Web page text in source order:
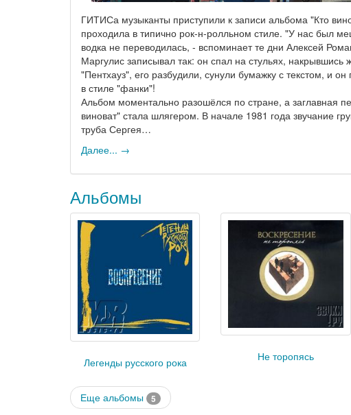
ГИТИСа музыканты приступили к записи альбома "Кто
проходила в типично рок-н-ролльном стиле. "У нас был
водка не переводилась, - вспоминает те дни Алексей
Маргулис записывал так: он спал на стульях, накрывшись
"Пентхауз", его разбудили, сунули бумажку с текстом, и он
в стиле "фанки"!
Альбом моментально разошёлся по стране, а заглавная
виноват" стала шлягером. В начале 1981 года звучание
труба Сергея…
Далее... →
Альбомы
Легенды русского рока Не торопясь
Еще альбомы 5